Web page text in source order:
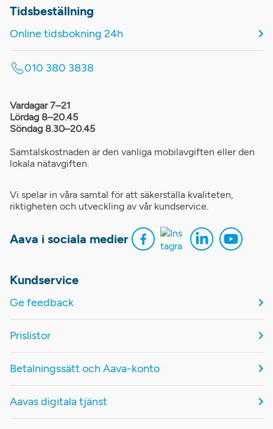
Tidsbeställning
Online tidsbokning 24h
010 380 3838
Vardagar 7–21
Lördag 8–20.45
Söndag 8.30–20.45
Samtalskostnaden är den vanliga mobilavgiften eller den
lokala nätavgiften.
Vi spelar in våra samtal för att säkerställa kvaliteten,
riktigheten och utveckling av vår kundservice.
Aava i sociala medier
Kundservice
Ge feedback
Prislistor
Betalningssätt och Aava-konto
Aavas digitala tjänst